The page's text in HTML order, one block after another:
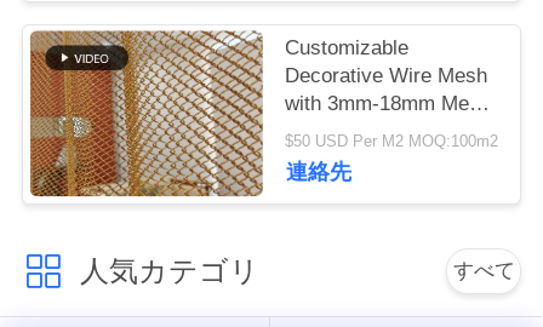
質
管
理
連
絡
く
Customizable
Decorative Wire Mesh
with 3mm-18mm Mesh
Opening 0.5-2mm Wire
Diameter and
40%-85% Open Area
$50 USD Per M2 MOQ:100m2
連絡先
人気カテゴリ すべて